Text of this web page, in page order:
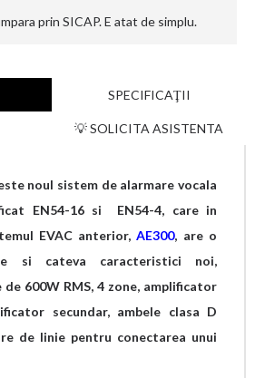
prin SICAP. E atat de simplu.
SPECIFICAŢII
💡 SOLICITA ASISTENTA
noul sistem de alarmare vocala
EN54-16 si EN54-4, care in
EVAC anterior,AE300, are o
si cateva caracteristici noi,
600W RMS, 4 zone, amplificator
secundar, ambele clasa D
de linie pentru conectarea unui